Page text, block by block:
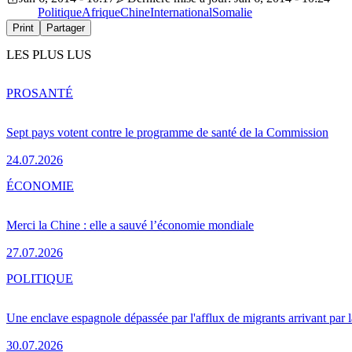
PolitiqueAfriqueChineInternationalSomalie
Print Partager
LES PLUS LUS
Sept pays votent contre le programme de santé de la Commission
24.07.2026
PROSANTÉ
Merci la Chine : elle a sauvé l’économie mondiale
27.07.2026
ÉCONOMIE
Une enclave espagnole dépassée par l'afflux de migrants arrivant par
30.07.2026
POLITIQUE